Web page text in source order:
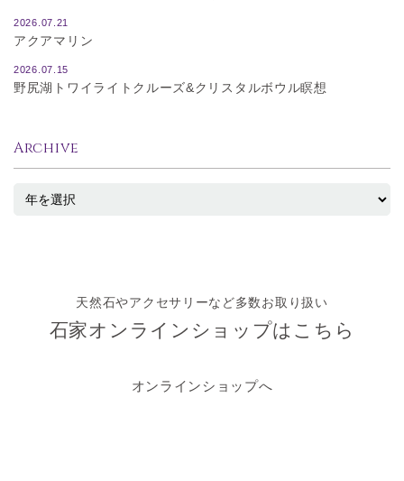
2026.07.21
アクアマリン
2026.07.15
野尻湖トワイライトクルーズ&クリスタルボウル瞑想
Archive
天然石やアクセサリーなど多数お取り扱い
石家オンラインショップはこちら
オンラインショップへ